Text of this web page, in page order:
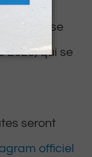
de se
2025, qui se
seront
officiel